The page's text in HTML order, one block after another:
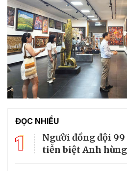
ĐỌC NHIỀU
1
Người đồng đội
tiễn biệt Anh hùng